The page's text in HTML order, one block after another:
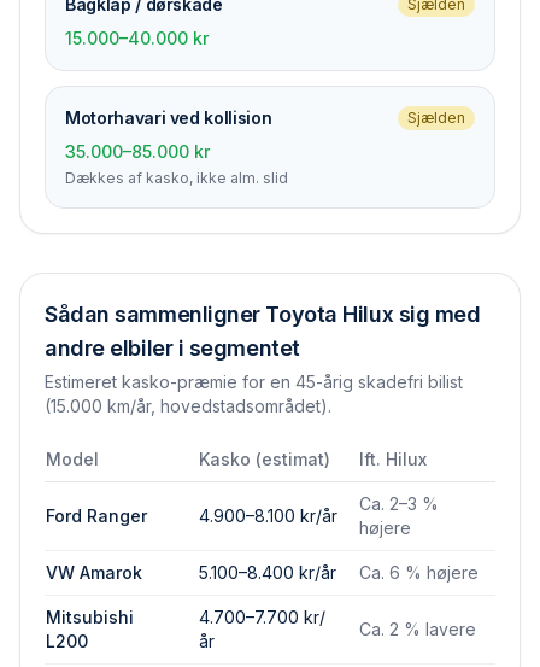
Bagklap / dørskade Sjælden
15.000–40.000 kr
Motorhavari ved kollision Sjælden
35.000–85.000 kr
Dækkes af kasko, ikke alm. slid
Sådan sammenligner Toyota Hilux sig med
andre elbiler i segmentet
Estimeret kasko-præmie for en 45-årig skadefri bilist
(15.000 km/år, hovedstadsområdet).
Model Kasko (estimat) Ift. Hilux
Ford Ranger 4.900–8.100 kr/år
Ca. 2–3 %
højere
VW Amarok 5.100–8.400 kr/år Ca. 6 % højere
Mitsubishi
L200
4.700–7.700 kr/
år
Ca. 2 % lavere